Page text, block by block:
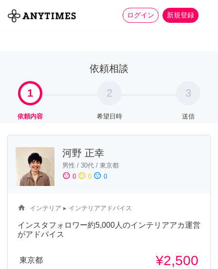
ログイン 新規登録
全て 家事 more_horiz
依頼相談
1
依頼内容
2
希望日時
3
送信
河野 正幸
男性 / 30代 / 東京都
sentiment_satisfied 0 sentiment_neutral 0 sentiment_dissatisfied 0
home インテリア ▸ インテリアアドバイス
インスタフォロワー約5,000人のインテリアアカ運営
がアドバイス
東京都 ¥2,500